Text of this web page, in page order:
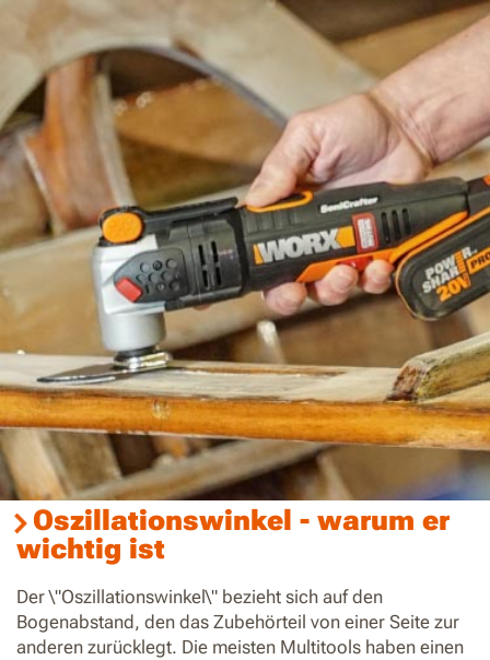
Oszillationswinkel - warum er
wichtig ist
Der \"Oszillationswinkel\" bezieht sich auf den
Bogenabstand, den das Zubehörteil von einer Seite zur
anderen zurücklegt. Die meisten Multitools haben einen